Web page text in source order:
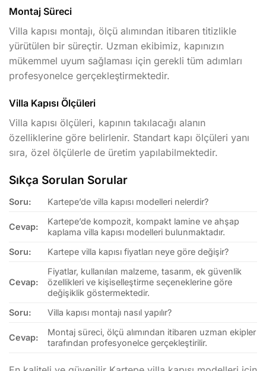
Montaj Süreci
Villa kapısı montajı, ölçü alımından itibaren titizlikle
yürütülen bir süreçtir. Uzman ekibimiz, kapınızın
mükemmel uyum sağlaması için gerekli tüm adımları
profesyonelce gerçekleştirmektedir.
Villa Kapısı Ölçüleri
Villa kapısı ölçüleri, kapının takılacağı alanın
özelliklerine göre belirlenir. Standart kapı ölçüleri yanı
sıra, özel ölçülerle de üretim yapılabilmektedir.
Sıkça Sorulan Sorular
Soru: Kartepe’de villa kapısı modelleri nelerdir?
Cevap:
Kartepe’de kompozit, kompakt lamine ve ahşap
kaplama villa kapısı modelleri bulunmaktadır.
Soru:
Kartepe villa kapısı fiyatları neye göre değişir?
Cevap:
Fiyatlar, kullanılan malzeme, tasarım, ek güvenlik
özellikleri ve kişiselleştirme seçeneklerine göre
değişiklik göstermektedir.
Soru:
Villa kapısı montajı nasıl yapılır?
Cevap:
Montaj süreci, ölçü alımından itibaren uzman ekipler
tarafından profesyonelce gerçekleştirilir.